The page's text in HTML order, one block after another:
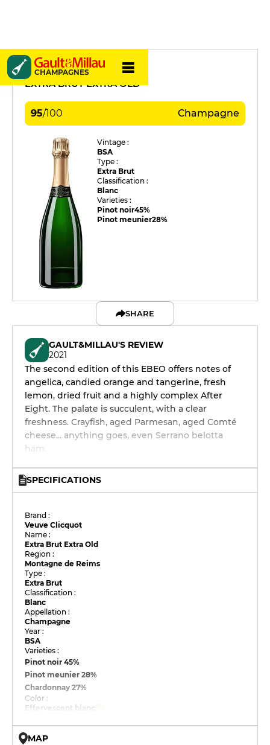
CHAMPAGNES
Veuve Clicquot
EXTRA BRUT EXTRA OLD
95/100 Champagne
Vintage :
BSA
Type :
Extra Brut
Classification :
Blanc
Varieties :
Pinot noir45%
Pinot meunier28%
SHARE
GAULT&MILLAU'S REVIEW
2021
The second edition of this EBEO offers notes of
angelica, candied orange and tangerine, fresh
lemon, dried fruit and a highly complex After
Eight. The palate is succulent, with a clear
freshness. Crayfish, aged Parmesan, aged Comté
cheese... anything goes, even Serrano belotta
ham.
SPECIFICATIONS
Brand :
Veuve Clicquot
Name :
Extra Brut Extra Old
Region :
Montagne de Reims
Type :
Extra Brut
Classification :
Blanc
Appellation :
Champagne
Year :
BSA
Varieties :
Pinot noir45%
Pinot meunier28%
Chardonnay27%
Color :
Effervescent blanc
MAP